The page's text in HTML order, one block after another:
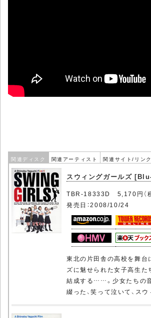
関連ディスク 関連アーティスト 関連サイト/リンク
スウィングガールズ
TBR-18333D 5,170円（税
発売日：2008/10/24
東北の片田舎の高校を舞台
ズに魅せられた女子高生た
結成する……。少女たちの
綴った、笑って泣いて、ス